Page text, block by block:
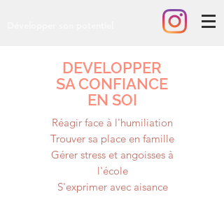
DEVELOPPER
SA CONFIANCE
EN SOI
Réagir face à l'humiliation
Trouver sa place en famille
Gérer stress et angoisses à
l'école
S'exprimer avec aisance